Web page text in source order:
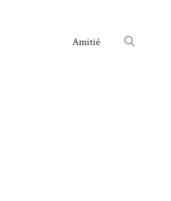
Amitié